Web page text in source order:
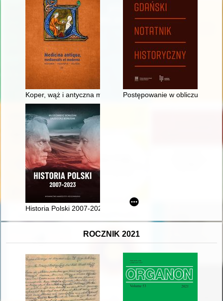
Koper, wąż i antyczna medycynaPostępowanie w obliczu
Historia Polski 2007-2023
ROCZNIK 2021